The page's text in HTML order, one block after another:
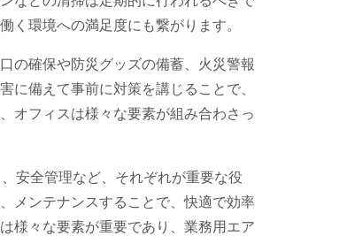
く環境への満足度にも繋がります。
の確保や防災グッズの備蓄、火災警報
に備えて事前に対策を講じることで、
オフィスは様々な要素が組み合わさっ
安全管理など、それぞれが重要な役
メンテナンスすることで、快適で効率
様々な要素が重要であり、業務用エア